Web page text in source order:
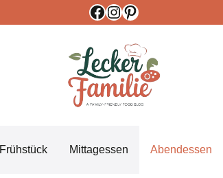
Facebook
Instagram
Pinterest
Frühstück Mittagessen Abendessen